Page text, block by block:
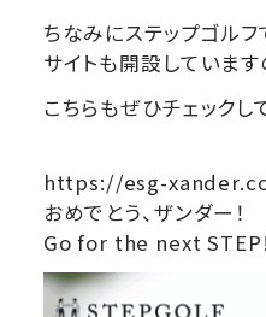
ちなみにステップゴル
サイトも開設しています
こちらもぜひチェックし
https://esg-
おめでとう、ザンダー！
Go for the next